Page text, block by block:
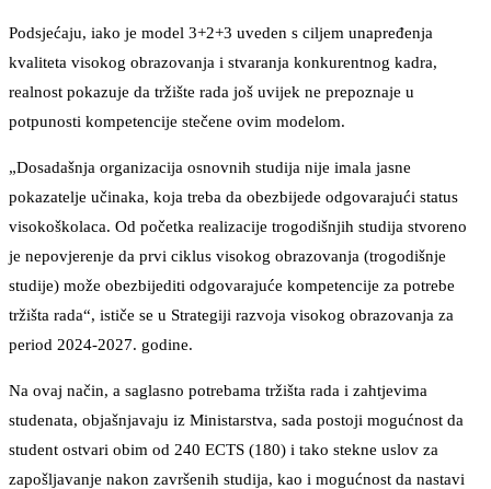
Podsjećaju, iako je model 3+2+3 uveden s ciljem unapređenja
kvaliteta visokog obrazovanja i stvaranja konkurentnog kadra,
realnost pokazuje da tržište rada još uvijek ne prepoznaje u
potpunosti kompetencije stečene ovim modelom.
„Dosadašnja organizacija osnovnih studija nije imala jasne
pokazatelje učinaka, koja treba da obezbijede odgovarajući status
visokoškolaca. Od početka realizacije trogodišnjih studija stvoreno
je nepovjerenje da prvi ciklus visokog obrazovanja (trogodišnje
studije) može obezbijediti odgovarajuće kompetencije za potrebe
tržišta rada“, ističe se u Strategiji razvoja visokog obrazovanja za
period 2024-2027. godine.
Na ovaj način, a saglasno potrebama tržišta rada i zahtjevima
studenata, objašnjavaju iz Ministarstva, sada postoji mogućnost da
student ostvari obim od 240 ECTS (180) i tako stekne uslov za
zapošljavanje nakon završenih studija, kao i mogućnost da nastavi